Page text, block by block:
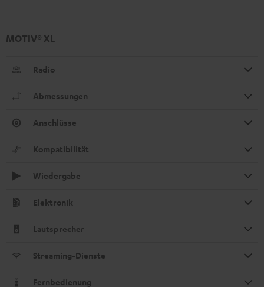
MOTIV® XL
Radio
Abmessungen
Anschlüsse
Kompatibilität
Wiedergabe
Elektronik
Lautsprecher
Streaming-Dienste
Fernbedienung